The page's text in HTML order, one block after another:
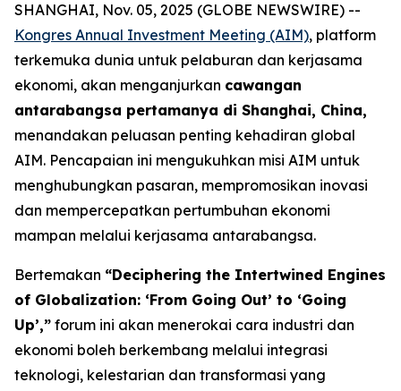
SHANGHAI, Nov. 05, 2025 (GLOBE NEWSWIRE) --
Kongres Annual Investment Meeting (AIM), platform
terkemuka dunia untuk pelaburan dan kerjasama
ekonomi, akan menganjurkan cawangan
antarabangsa pertamanya di Shanghai, China,
menandakan peluasan penting kehadiran global
AIM. Pencapaian ini mengukuhkan misi AIM untuk
menghubungkan pasaran, mempromosikan inovasi
dan mempercepatkan pertumbuhan ekonomi
mampan melalui kerjasama antarabangsa.
Bertemakan “Deciphering the Intertwined Engines
of Globalization: ‘From Going Out’ to ‘Going
Up’,” forum ini akan menerokai cara industri dan
ekonomi boleh berkembang melalui integrasi
teknologi, kelestarian dan transformasi yang